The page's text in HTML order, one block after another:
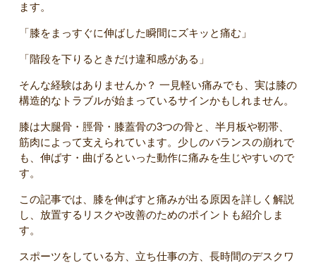
ます。
「膝をまっすぐに伸ばした瞬間にズキッと痛む」
「階段を下りるときだけ違和感がある」
そんな経験はありませんか？ 一見軽い痛みでも、実は膝の
構造的なトラブルが始まっているサインかもしれません。
膝は大腿骨・脛骨・膝蓋骨の3つの骨と、半月板や靭帯、
筋肉によって支えられています。少しのバランスの崩れで
も、伸ばす・曲げるといった動作に痛みを生じやすいので
す。
この記事では、膝を伸ばすと痛みが出る原因を詳しく解説
し、放置するリスクや改善のためのポイントも紹介しま
す。
スポーツをしている方、立ち仕事の方、長時間のデスクワ